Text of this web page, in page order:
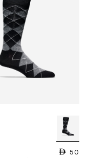
السعر العادي
50